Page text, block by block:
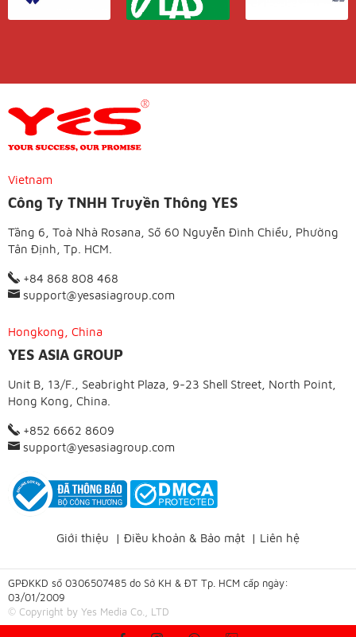
Vietnam
Công Ty TNHH Truyền Thông YES
Tầng 6, Toà Nhà Rosana, Số 60 Nguyễn Đình Chiểu, Phường
Tân Định, Tp. HCM.
+84 868 808 468
support@yesasiagroup.com
Hongkong, China
YES ASIA GROUP
Unit B, 13/F., Seabright Plaza, 9-23 Shell Street, North Point,
Hong Kong, China.
+852 6662 8609
support@yesasiagroup.com
Giới thiệu | Điều khoản & Bảo mật | Liên hệ
GPĐKKD số 0306507485 do Sở KH & ĐT Tp. HCM cấp ngày:
03/01/2009
© Copyright by Yes Media Co., LTD